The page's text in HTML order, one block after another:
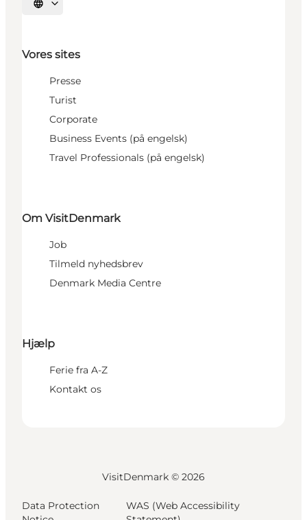
Vælg sprog
Vores sites
Presse
Turist
Corporate
Business Events (på engelsk)
Travel Professionals (på engelsk)
Om VisitDenmark
Job
Tilmeld nyhedsbrev
Denmark Media Centre
Hjælp
Ferie fra A-Z
Kontakt os
VisitDenmark © 2026
Data Protection
WAS (Web Accessibility